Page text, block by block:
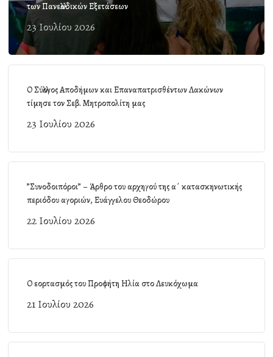
των Πανελλαδικών Εξετάσεων
23 Ιουλίου 2026
Ο Σύλλογος Αποδήμων και Επαναπατρισθέντων Λακώνων
τίμησε τον Σεβ. Μητροπολίτη μας
23 Ιουλίου 2026
”Συνοδοιπόροι” – Άρθρο του αρχηγού της α΄ κατασκηνωτικής
περιόδου αγοριών, Ευάγγελου Θεοδώρου
22 Ιουλίου 2026
Ο εορτασμός του Προφήτη Ηλία στο Λευκόχωμα
21 Ιουλίου 2026